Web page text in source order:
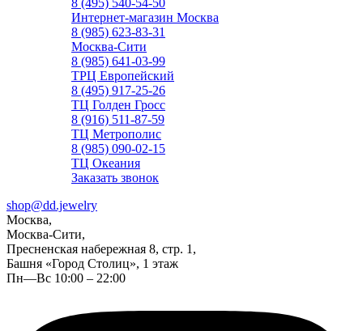
8 (495) 540-54-50
Интернет-магазин Москва
8 (985) 623-83-31
Москва-Сити
8 (985) 641-03-99
ТРЦ Европейский
8 (495) 917-25-26
ТЦ Голден Гросс
8 (916) 511-87-59
ТЦ Метрополис
8 (985) 090-02-15
ТЦ Океания
Заказать звонок
shop@dd.jewelry
Москва,
Москва-Сити,
Пресненская набережная 8, стр. 1,
Башня «Город Столиц», 1 этаж
Пн—Вс 10:00 – 22:00